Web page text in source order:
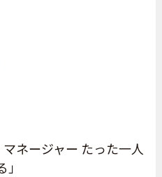
ネージャー たった一人